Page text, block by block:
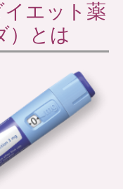
エット薬
）とは